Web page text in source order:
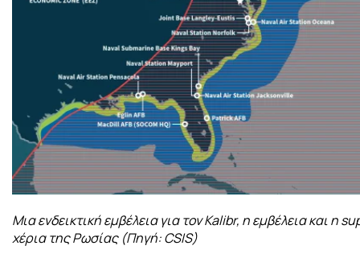
Μια ενδεικτική εμβέλεια για τον Kalibr, η εμβέλεια και η
χέρια της Ρωσίας (Πηγή: CSIS)